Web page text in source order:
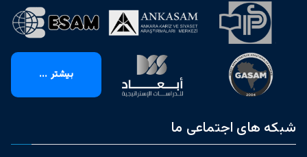
بیشتر ...
شبکه های اجتماعی ما